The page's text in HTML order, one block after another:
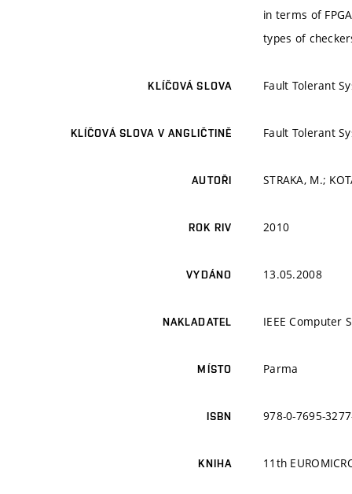
in terms of
types of
KLÍČOVÁ SLOVA Fault Tolerant
KLÍČOVÁ SLOVA V ANGLIČTINĚ Fault Tolerant
AUTOŘI STRAKA, M.;
ROK RIV 2010
VYDÁNO 13.05.2008
NAKLADATEL IEEE Computer
MÍSTO Parma
ISBN 978-0-7695-
KNIHA 11th